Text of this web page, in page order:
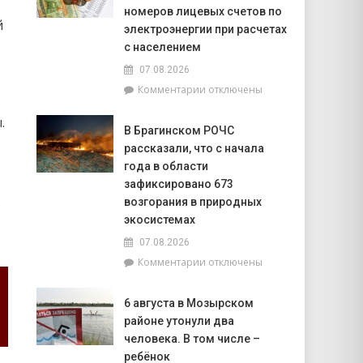
тысячи!
В
лидеров
номеров лицевых счетов по
электроэнергии при расчетах
с населением
07.08.2026
Комментариик
«Гомельэнерго»
сообщает
об
изменении
номеров
лицевых
электроэнергии
с
населением
отключены
В Брагинском РОЧС
рассказали, что с начала
года в области
зафиксировано 673
возгорания в природных
экосистемах
07.08.2026
Комментариик
Брагинском
РОЧС
рассказали,
отключены
6 августа в Мозырском
районе утонули два
человека. В том числе –
ребёнок